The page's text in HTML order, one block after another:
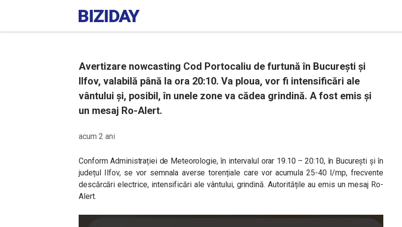
Avertizare nowcasting Cod Portocaliu de furtună în București și
Ilfov, valabilă până la ora 20:10. Va ploua, vor fi intensificări ale
vântului și, posibil, în unele zone va cădea grindină. A fost emis și
un mesaj Ro-Alert.
acum 2 ani
Conform Administrației de Meteorologie, în intervalul orar 19.10 – 20:10, în București și în
județul Ilfov, se vor semnala averse torențiale care vor acumula 25-40 l/mp, frecvente
descărcări electrice, intensificări ale vântului, grindină. Autoritățile au emis un mesaj Ro-
Alert.